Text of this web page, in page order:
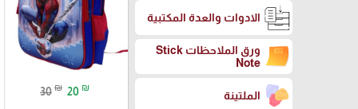
الادوات والعدة المكتبية
ورق الملاحظات Stick
Note
الملتينة 30 ₪ 20 ₪